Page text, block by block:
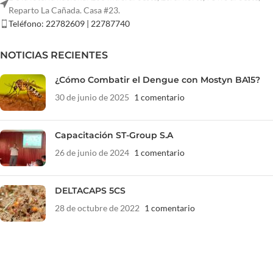
Reparto La Cañada. Casa #23.
Teléfono: 22782609 | 22787740
NOTICIAS RECIENTES
¿Cómo Combatir el Dengue con Mostyn BA15?
30 de junio de 2025 1 comentario
Capacitación ST-Group S.A
26 de junio de 2024 1 comentario
DELTACAPS 5CS
28 de octubre de 2022 1 comentario